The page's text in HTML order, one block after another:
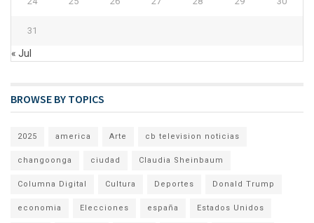
31
« Jul
BROWSE BY TOPICS
2025 america Arte cb television noticias
changoonga ciudad Claudia Sheinbaum
Columna Digital Cultura Deportes Donald Trump
economia Elecciones españa Estados Unidos